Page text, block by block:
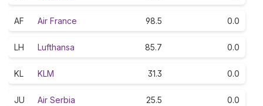
AF Air France 98.5 0.0
LH Lufthansa 85.7 0.0
KL KLM 31.3 0.0
JU Air Serbia 25.5 0.0